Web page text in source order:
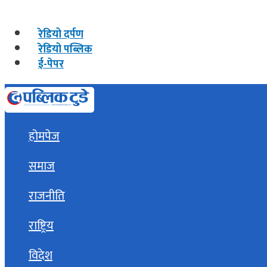
रेडियो दर्पण
रेडियो पब्लिक
ई-पेपर
होमपेज
समाज
राजनीति
राष्ट्रिय
विदेश